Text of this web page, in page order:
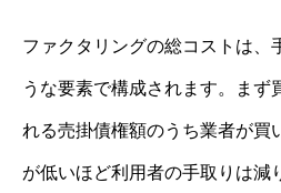
ファクタリングの総コストは、
うな要素で構成されます。まず
れる売掛債権額のうち業者が買
が低いほど利用者の手取りは減